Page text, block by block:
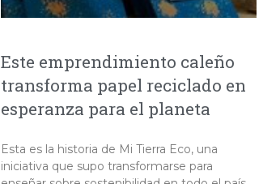
Este emprendimiento caleño
transforma papel reciclado en
esperanza para el planeta
Esta es la historia de Mi Tierra Eco, una
iniciativa que supo transformarse para